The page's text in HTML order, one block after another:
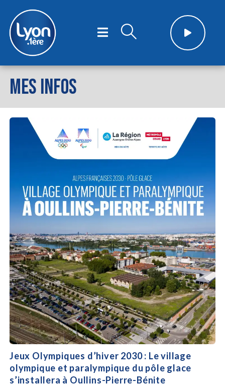
MES INFOS
Jeux Olympiques d’hiver 2030 : Le village
olympique et paralympique du pôle glace
s’installera à Oullins-Pierre-Bénite